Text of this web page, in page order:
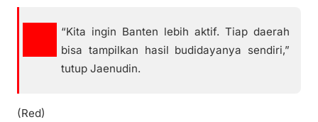
“Kita ingin Banten lebih aktif. Tiap daerah
bisa tampilkan hasil budidayanya sendiri,”
tutup Jaenudin.
(Red)